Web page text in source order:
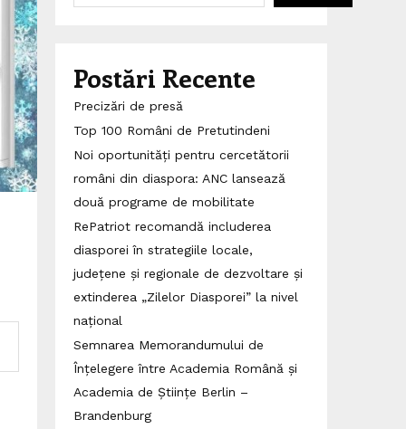
Postări Recente
Precizări de presă
Top 100 Români de Pretutindeni
Noi oportunități pentru cercetătorii
români din diaspora: ANC lansează
două programe de mobilitate
RePatriot recomandă includerea
diasporei în strategiile locale,
județene și regionale de dezvoltare și
extinderea „Zilelor Diasporei” la nivel
național
Semnarea Memorandumului de
Înțelegere între Academia Română și
Academia de Științe Berlin –
Brandenburg